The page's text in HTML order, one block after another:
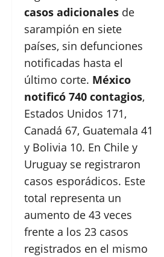
casos adicionales de
sarampión en siete
países, sin defunciones
notificadas hasta el
último corte. México
notificó 740 contagios,
Estados Unidos 171,
Canadá 67, Guatemala 41
y Bolivia 10. En Chile y
Uruguay se registraron
casos esporádicos. Este
total representa un
aumento de 43 veces
frente a los 23 casos
registrados en el mismo